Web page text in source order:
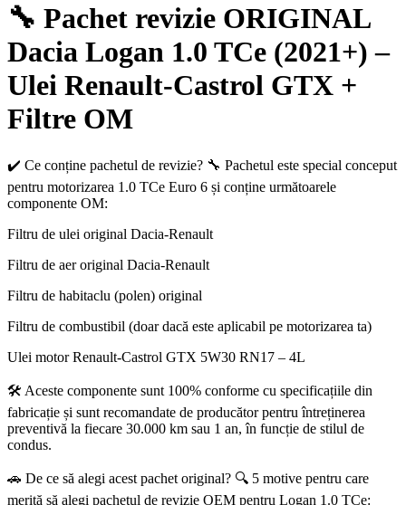
🔧 Pachet revizie ORIGINAL
Dacia Logan 1.0 TCe (2021+) –
Ulei Renault-Castrol GTX +
Filtre OM
✔️ Ce conține pachetul de revizie? 🔧 Pachetul este special conceput
pentru motorizarea 1.0 TCe Euro 6 și conține următoarele
componente OM:
Filtru de ulei original Dacia-Renault
Filtru de aer original Dacia-Renault
Filtru de habitaclu (polen) original
Filtru de combustibil (doar dacă este aplicabil pe motorizarea ta)
Ulei motor Renault-Castrol GTX 5W30 RN17 – 4L
🛠️ Aceste componente sunt 100% conforme cu specificațiile din
fabricație și sunt recomandate de producător pentru întreținerea
preventivă la fiecare 30.000 km sau 1 an, în funcție de stilul de
condus.
🚗 De ce să alegi acest pachet original? 🔍 5 motive pentru care
merită să alegi pachetul de revizie OEM pentru Logan 1.0 TCe: